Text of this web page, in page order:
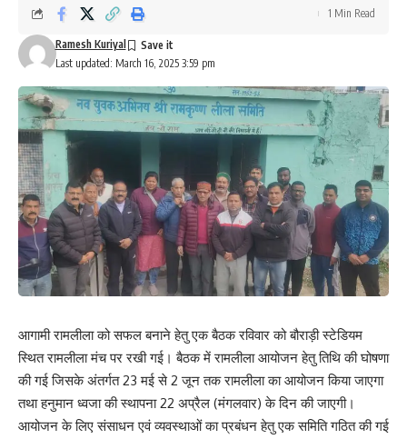
Last updated: March 16, 2025 3:59 pm
Ramesh Kuriyal
1 Min Read
आगामी रामलीला को सफल बनाने हेतु एक बैठक रविवार को बौराड़ी स्टेडियम
स्थित रामलीला मंच पर रखी गई। बैठक में रामलीला आयोजन हेतु तिथि की घोषणा
की गई जिसके अंतर्गत 23 मई से 2 जून तक रामलीला का आयोजन किया जाएगा
तथा हनुमान ध्वजा की स्थापना 22 अप्रैल (मंगलवार) के दिन की जाएगी।
आयोजन के लिए संसाधन एवं व्यवस्थाओं का प्रबंधन हेतु एक समिति गठित की गई